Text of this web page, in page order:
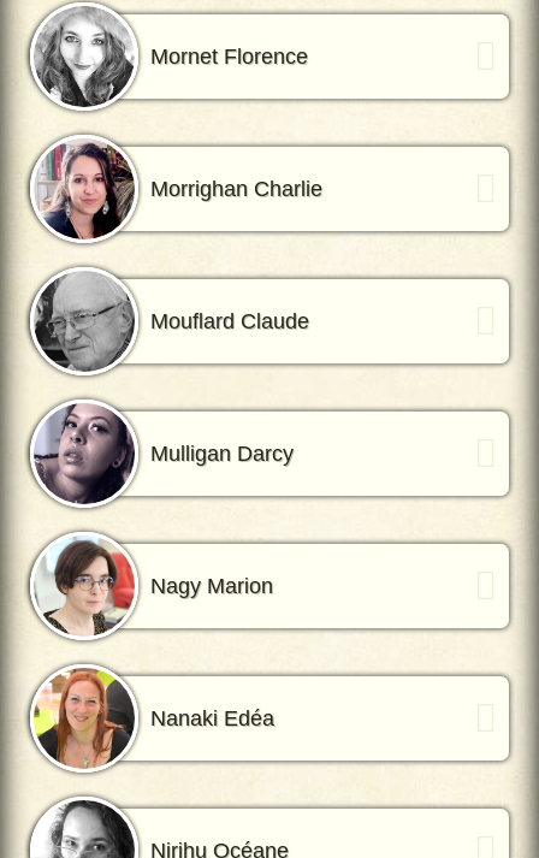
Mornet Florence
Morrighan Charlie
Mouflard Claude
Mulligan Darcy
Nagy Marion
Nanaki Edéa
Nirihu Océane